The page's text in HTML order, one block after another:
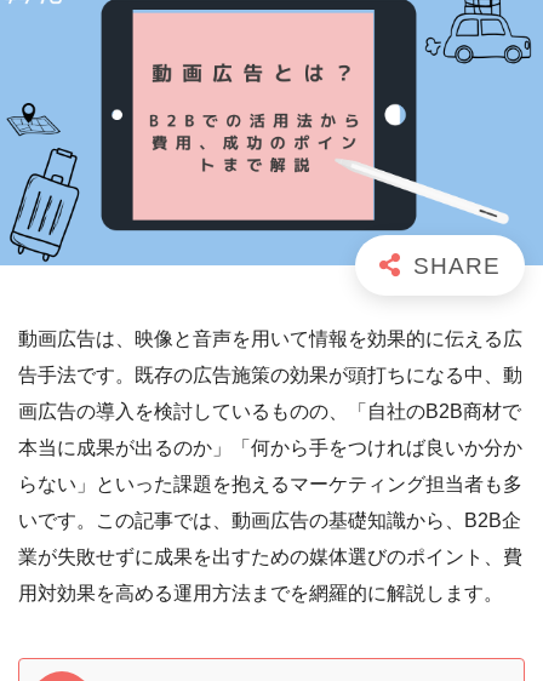
動画広告は、映像と音声を用いて情報を効果的に伝える広
告手法です。既存の広告施策の効果が頭打ちになる中、動
画広告の導入を検討しているものの、「自社のB2B商材で
本当に成果が出るのか」「何から手をつければ良いか分か
らない」といった課題を抱えるマーケティング担当者も多
いです。この記事では、動画広告の基礎知識から、B2B企
業が失敗せずに成果を出すための媒体選びのポイント、費
用対効果を高める運用方法までを網羅的に解説します。